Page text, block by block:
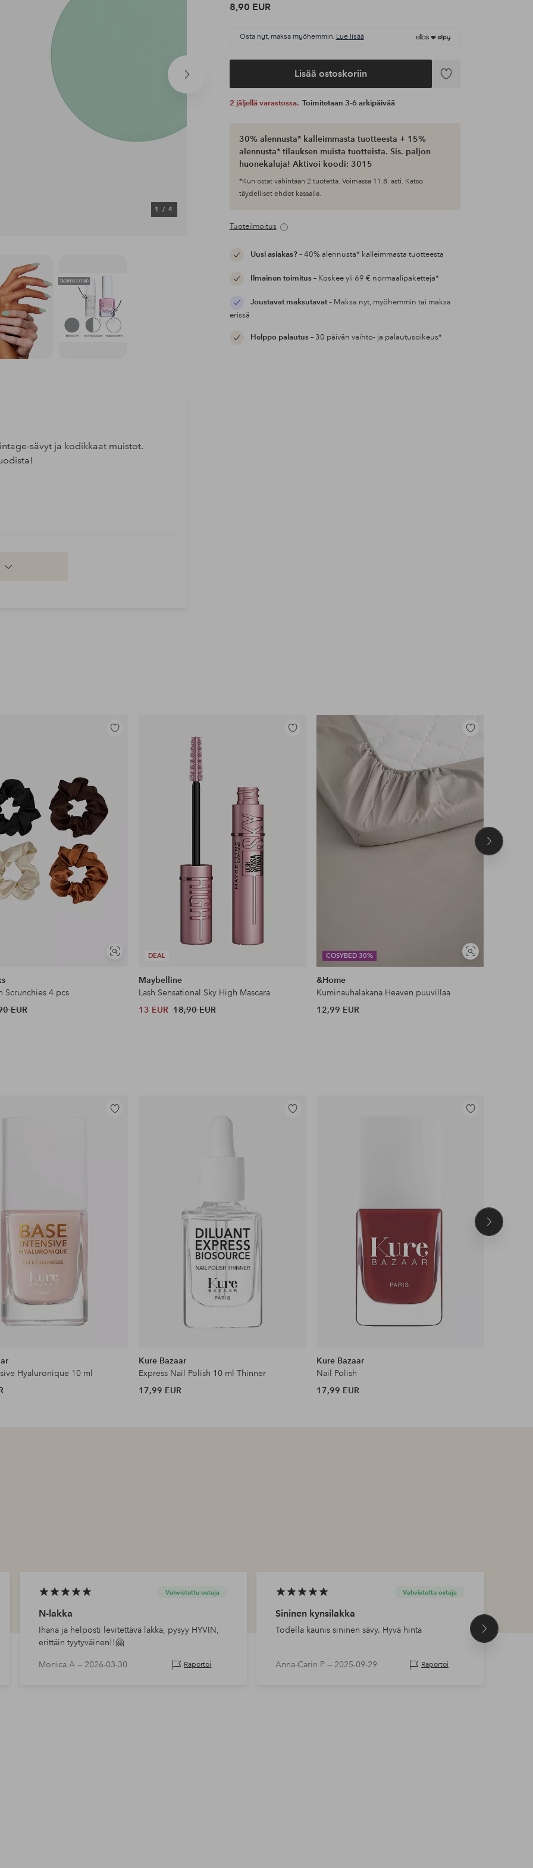
Seuraava
1/ 4
8,90 EUR
Osta nyt, maksa myöhemmin. Lue lisää
Lisää ostoskoriin
Lisää
2 jäljellä varastossa. Toimitetaan 3-6 arkipäivää
30% alennusta* kalleimmasta tuotteesta + 15%
alennusta* tilauksen muista tuotteista. Sis. paljon
huonekaluja! Aktivoi koodi: 3015
*Kun ostat vähintään 2 tuotetta. Voimassa 11.8. asti. Katso
täydelliset ehdot kassalla.
Tuoteilmoitus
Uusi asiakas?– 40% alennusta* kalleimmasta tuotteesta
Ilmainen toimitus– Koskee yli 69 € normaalipaketteja*
Joustavat maksutavat– Maksa nyt, myöhemmin tai maksa
erissä
Helppo palautus– 30 päivän vaihto- ja palautusoikeus*
sävyt ja kodikkaat muistot.
Näytä
Lisää
Scrunchies 4 pcs
EUR
DEAL
Lisää
Maybelline
Lash Sensational Sky High Mascara
13 EUR 18,90 EUR
COSYBED 30%
Näytä
samankaltaisia
Lisää
&Home
Kuminauhalakana Heaven puuvillaa
12,99 EUR
Seuraava
Lisää
Hyaluronique 10 ml
Lisää
Kure Bazaar
Express Nail Polish 10 ml Thinner
17,99 EUR
Lisää
Kure Bazaar
Nail Polish
17,99 EUR
Seuraava
Vahvistettu ostaja
N-lakka
Ihana ja helposti levitettävä lakka, pysyy HYVIN,
erittäin tyytyväinen!!🤗
Monica A — 2026-03-30 Raportoi
Vahvistettu ostaja
Sininen kynsilakka
Todella kaunis sininen sävy. Hyvä hinta
Anna-Carin P —2025-09-29 Raportoi
Seuraava